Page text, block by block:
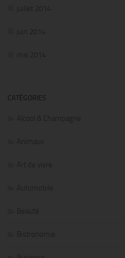
juillet 2014
juin 2014
mai 2014
CATÉGORIES
Alcool & Champagne
Animaux
Art de vivre
Automobile
Beauté
Bistronomie